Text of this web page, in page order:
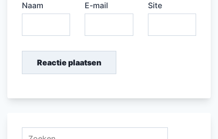
Naam E-mail Site
Zoeken